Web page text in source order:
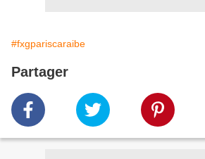
#fxgpariscaraibe
Partager